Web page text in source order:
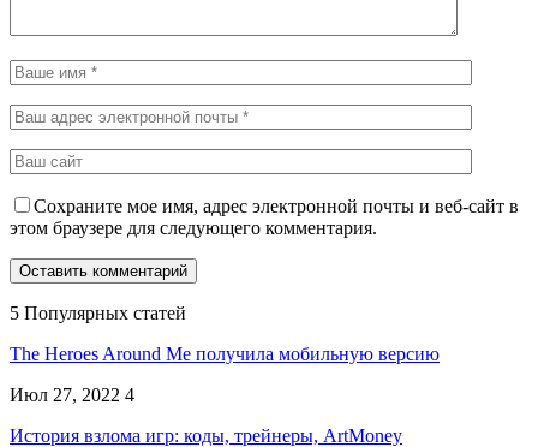
Сохраните мое имя, адрес электронной почты и веб-сайт в
этом браузере для следующего комментария.
5 Популярных статей
The Heroes Around Me получила мобильную версию
Июл 27, 2022 4
История взлома игр: коды, трейнеры, ArtMoney